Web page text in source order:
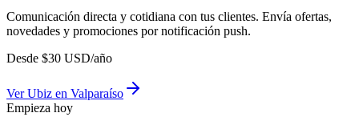
Comunicación directa y cotidiana con tus clientes. Envía ofertas,
novedades y promociones por notificación push.
Desde $30 USD/año
VerUbiz en Valparaíso
Empieza hoy